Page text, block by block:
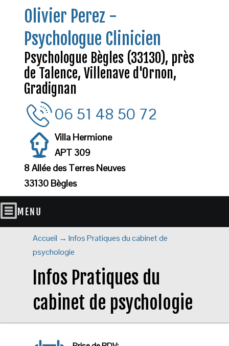
Olivier Perez -
Psychologue Clinicien
Psychologue Bègles (33130), près
de Talence, Villenave d'Ornon,
Gradignan
06 51 48 50 72
Villa Hermione
APT 309
8 Allée des Terres Neuves
33130 Bègles
Accueil → Infos Pratiques du cabinet de
psychologie
Infos Pratiques du
cabinet de psychologie